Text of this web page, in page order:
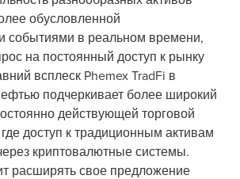
обусловленной
событиями в реальном времени,
на постоянный доступ к рынку
всплеск Phemex TradFi в
подчеркивает более широкий
действующей торговой
доступ к традиционным активам
криптовалютные системы.
расширять свое предложение